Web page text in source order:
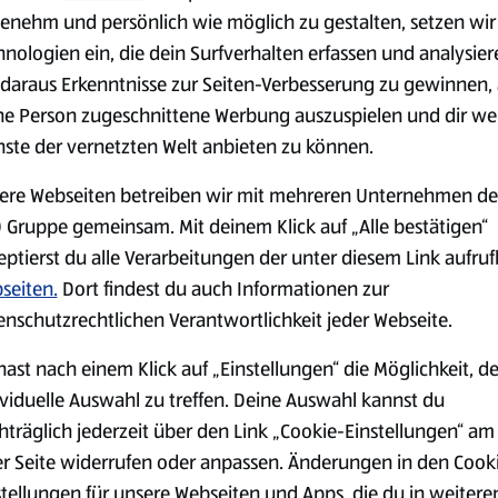
z. B. an
(4,51 €/1 kg)
Spare 38 %
0,79 €² 1,29 €
Spare 20 %
2,79 €² 3,49 €
Sortiment.
Markenprodukte Bio-Produkte
Käse
Milchprodukte &
Eier
und persönlich wie möglich zu gestalten, setzen wir
ein, die dein Surfverhalten erfassen und
Erkenntnisse zur Seiten-Verbesserung zu gewinnen,
Person zugeschnittene Werbung auszuspielen und dir
der vernetzten Welt anbieten zu können.
Webseiten betreiben wir mit mehreren Unternehmen
Gruppe gemeinsam. Mit deinem Klick auf „Alle bestätigen“
du alle Verarbeitungen der unter diesem Link
Dort findest du auch Informationen zur
Verantwortlichkeit jeder Webseite.
nach einem Klick auf „Einstellungen“ die Möglichkeit,
Auswahl zu treffen. Deine Auswahl kannst du
jederzeit über den Link „Cookie-Einstellungen“
Seite widerrufen oder anpassen. Änderungen in den